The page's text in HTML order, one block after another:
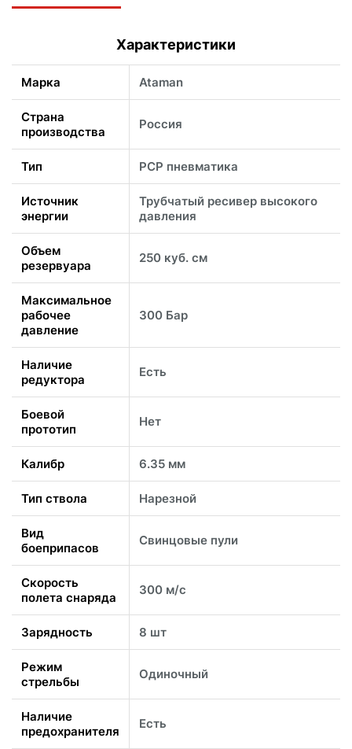
Характеристики
Марка Ataman
Страна
производства
Россия
Тип PCP пневматика
Источник
энергии
Трубчатый ресивер высокого
давления
Объем
резервуара
250 куб. см
Максимальное
рабочее
давление
300 Бар
Наличие
редуктора
Есть
Боевой
прототип
Нет
Калибр 6.35 мм
Тип ствола Нарезной
Вид
боеприпасов
Свинцовые пули
Скорость
полета снаряда
300 м/с
Зарядность 8 шт
Режим
стрельбы
Одиночный
Наличие
предохранителя
Есть